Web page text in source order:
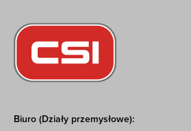
Biuro (Działy przemysłowe):